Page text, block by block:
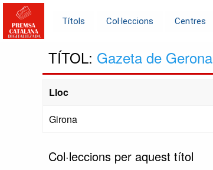
Títols Col·leccions Centres
TÍTOL: Gazeta de Gerona
Lloc
Girona
Col·leccions per aquest títol